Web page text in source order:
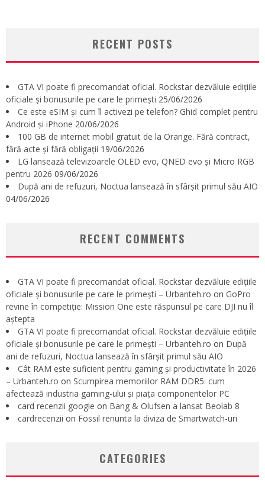
RECENT POSTS
GTA VI poate fi precomandat oficial. Rockstar dezvăluie edițiile
oficiale și bonusurile pe care le primești 25/06/2026
Ce este eSIM și cum îl activezi pe telefon? Ghid complet pentru
Android și iPhone 20/06/2026
100 GB de internet mobil gratuit de la Orange. Fără contract,
fără acte și fără obligații 19/06/2026
LG lansează televizoarele OLED evo, QNED evo și Micro RGB
pentru 2026 09/06/2026
După ani de refuzuri, Noctua lansează în sfârșit primul său AIO
04/06/2026
RECENT COMMENTS
GTA VI poate fi precomandat oficial. Rockstar dezvăluie edițiile
oficiale și bonusurile pe care le primești – Urbanteh.ro on GoPro
revine în competiție: Mission One este răspunsul pe care DJI nu îl
aștepta
GTA VI poate fi precomandat oficial. Rockstar dezvăluie edițiile
oficiale și bonusurile pe care le primești – Urbanteh.ro on După
ani de refuzuri, Noctua lansează în sfârșit primul său AIO
Cât RAM este suficient pentru gaming și productivitate în 2026
– Urbanteh.ro on Scumpirea memoriilor RAM DDR5: cum
afectează industria gaming-ului și piața componentelor PC
card recenzii google on Bang & Olufsen a lansat Beolab 8
cardrecenzii on Fossil renunta la diviza de Smartwatch-uri
CATEGORIES